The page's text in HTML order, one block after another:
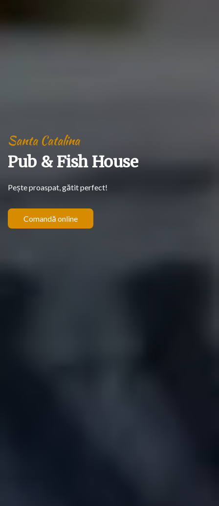
Santa Catalina
Pub & Fish House
Peșteproaspat,gătitperfect!
Comandă online